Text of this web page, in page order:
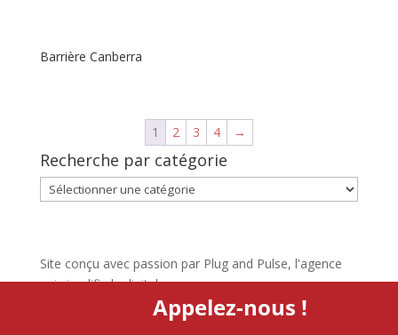
Barrière Canberra
1 2 3 4 →
Recherche par catégorie
Recherche
par
Site conçu avec passion par Plug and Pulse, l'agence
qui simplifie le digital
Appelez-nous !